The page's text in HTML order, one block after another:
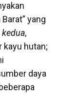
yang
kedua,
kayu hutan;
daya